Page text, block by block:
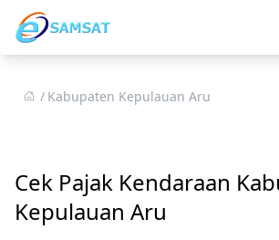
Kabupaten Kepulauan Aru
Cek Pajak Kendaraan
Kepulauan Aru